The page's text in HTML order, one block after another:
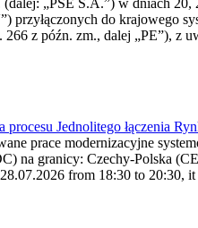
„PSE S.A.”) w dniach
przyłączonych do krajowego
z późn. zm., dalej „PE”), z
Jednolitego łączenia
prace modernizacyjne
na granicy: Czechy-Polska
from 18:30 to 20:30, it